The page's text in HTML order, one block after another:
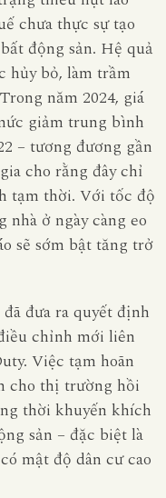
chưa thực sự tạo
động sản. Hệ quả
hủy bỏ, làm trầm
năm 2024, giá
giảm trung bình
– tương đương gần
cho rằng đây chỉ
tạm thời. Với tốc độ
nhà ở ngày càng eo
sẽ sớm bật tăng trở
đưa ra quyết định
chỉnh mới liên
Việc tạm hoãn
cho thị trường hồi
thời khuyến khích
sản – đặc biệt là
mật độ dân cư cao